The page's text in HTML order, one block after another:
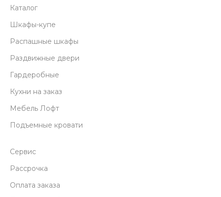
Каталог
Шкафы-купе
Распашные шкафы
Раздвижные двери
Гардеробные
Кухни на заказ
Мебель Лофт
Подъемные кровати
Сервис
Рассрочка
Оплата заказа